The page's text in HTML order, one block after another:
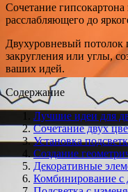
Сочетание
расслабляющего до
Двухуровневый потолок
закругления или углы,
ваших идей.
Содержание
Лучшие идеи для
Сочетание двух
Установка
Создание
Декоративные
Комбинирование с